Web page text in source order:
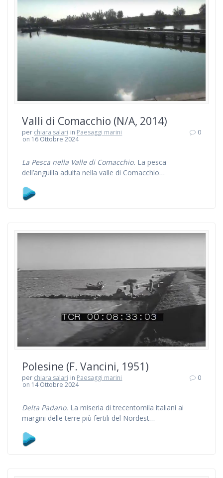
Valli di Comacchio (N/A, 2014)
per chiara salari in Paesaggi marini
on 16 Ottobre 2024
0
La Pesca nella Valle di Comacchio. La pesca
dell’anguilla adulta nella valle di Comacchio…
Polesine (F. Vancini, 1951)
per chiara salari in Paesaggi marini
on 14 Ottobre 2024
0
Delta Padano. La miseria di trecentomila italiani ai
margini delle terre più fertili del Nordest…